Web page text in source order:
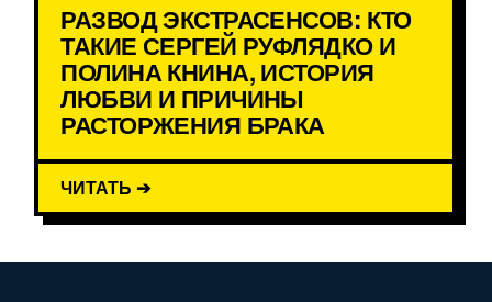
РАЗВОД ЭКСТРАСЕНСОВ: КТО
ТАКИЕ СЕРГЕЙ РУФЛЯДКО И
ПОЛИНА КНИНА, ИСТОРИЯ
ЛЮБВИ И ПРИЧИНЫ
РАСТОРЖЕНИЯ БРАКА
ЧИТАТЬ ➔